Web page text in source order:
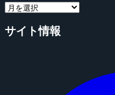
サイト情報